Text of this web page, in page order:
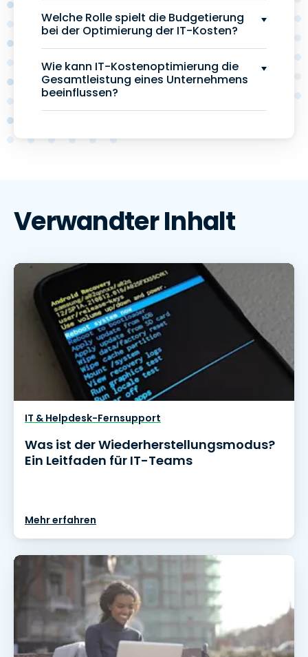
Welche Rolle spielt die Budgetierung
bei der Optimierung der IT-Kosten?
Wie kann IT-Kostenoptimierung die
Gesamtleistung eines Unternehmens
beeinflussen?
Verwandter Inhalt
IT & Helpdesk-Fernsupport
Was ist der Wiederherstellungsmodus?
Ein Leitfaden für IT-Teams
Mehr erfahren